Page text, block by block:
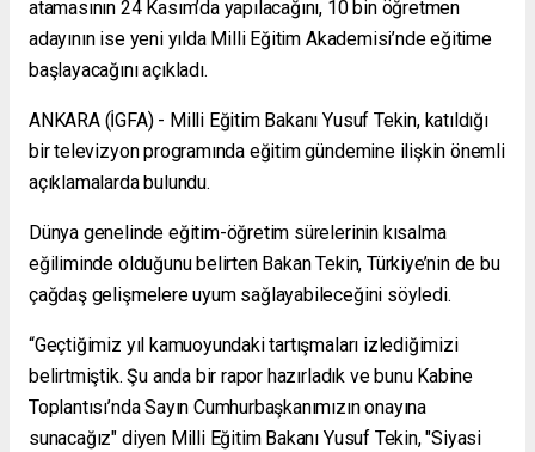
atamasının 24 Kasım’da yapılacağını, 10 bin öğretmen
adayının ise yeni yılda Milli Eğitim Akademisi’nde eğitime
başlayacağını açıkladı.
ANKARA (İGFA) - Milli Eğitim Bakanı Yusuf Tekin, katıldığı
bir televizyon programında eğitim gündemine ilişkin önemli
açıklamalarda bulundu.
Dünya genelinde eğitim-öğretim sürelerinin kısalma
eğiliminde olduğunu belirten Bakan Tekin, Türkiye’nin de bu
çağdaş gelişmelere uyum sağlayabileceğini söyledi.
“Geçtiğimiz yıl kamuoyundaki tartışmaları izlediğimizi
belirtmiştik. Şu anda bir rapor hazırladık ve bunu Kabine
Toplantısı’nda Sayın Cumhurbaşkanımızın onayına
sunacağız" diyen Milli Eğitim Bakanı Yusuf Tekin, "Siyasi